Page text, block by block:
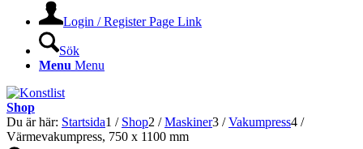
Login / Register Page Link
Sök
Menu Menu
Shop
Du är här: Startsida1 / Shop2 / Maskiner3 / Vakumpress4 /
Värmevakumpress, 750 x 1100 mm